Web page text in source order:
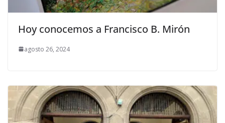
Hoy conocemos a Francisco B. Mirón
agosto 26, 2024